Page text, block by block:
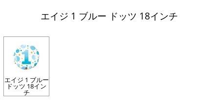
エイジ 1 ブルー ドッツ 18インチ
エイジ 1 ブルー
ドッツ 18イン
チ